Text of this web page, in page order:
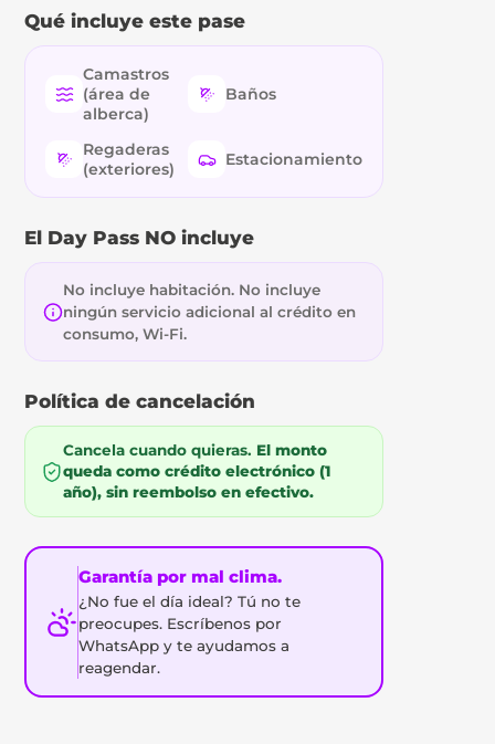
Qué incluye este pase
Camastros
(área de
alberca)
Baños
Regaderas
(exteriores)
Estacionamiento
El Day Pass NO incluye
No incluye habitación. No incluye
ningún servicio adicional al crédito en
consumo, Wi-Fi.
Política de cancelación
Cancela cuando quieras. El monto
queda como crédito electrónico (1
año), sin reembolso en efectivo.
Garantía por mal clima.
¿No fue el día ideal? Tú no te
preocupes. Escríbenos por
WhatsApp y te ayudamos a
reagendar.